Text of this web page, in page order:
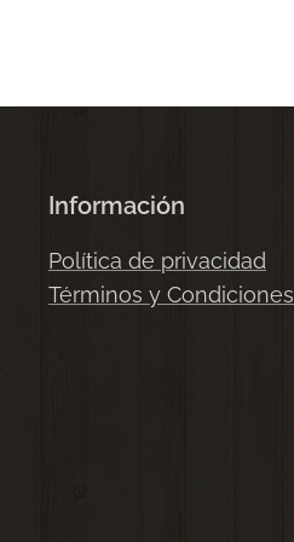
Información
Política de privacidad
Términos y Condiciones